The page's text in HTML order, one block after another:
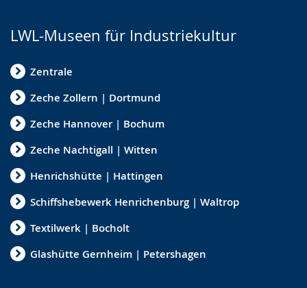
LWL-Museen für Industriekultur
Zentrale
Zeche Zollern | Dortmund
Zeche Hannover | Bochum
Zeche Nachtigall | Witten
Henrichshütte | Hattingen
Schiffshebewerk Henrichenburg | Waltrop
Textilwerk | Bocholt
Glashütte Gernheim | Petershagen